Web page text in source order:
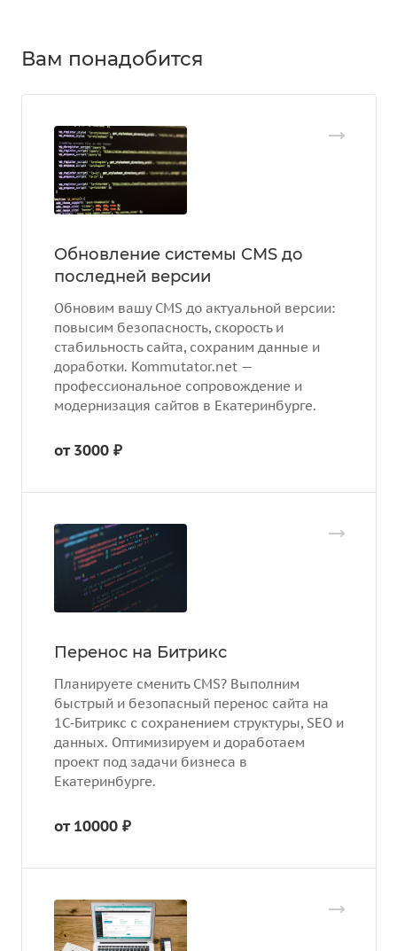
Вам понадобится
Обновление системы CMS до
последней версии
Обновим вашу CMS до актуальной версии:
повысим безопасность, скорость и
стабильность сайта, сохраним данные и
доработки. Kommutator.net —
профессиональное сопровождение и
модернизация сайтов в Екатеринбурге.
от 3000 ₽
Перенос на Битрикс
Планируете сменить CMS? Выполним
быстрый и безопасный перенос сайта на
1С‑Битрикс с сохранением структуры, SEO и
данных. Оптимизируем и доработаем
проект под задачи бизнеса в
Екатеринбурге.
от 10000 ₽